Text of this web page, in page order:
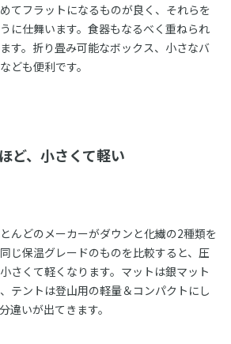
てフラットになるものが良く、それらを
に仕舞います。食器もなるべく重ねられ
す。折り畳み可能なボックス、小さなバ
ども便利です。
ど、小さくて軽い
んどのメーカーがダウンと化繊の2種類を
じ保温グレードのものを比較すると、圧
さくて軽くなります。マットは銀マット
テントは登山用の軽量＆コンパクトにし
違いが出てきます。